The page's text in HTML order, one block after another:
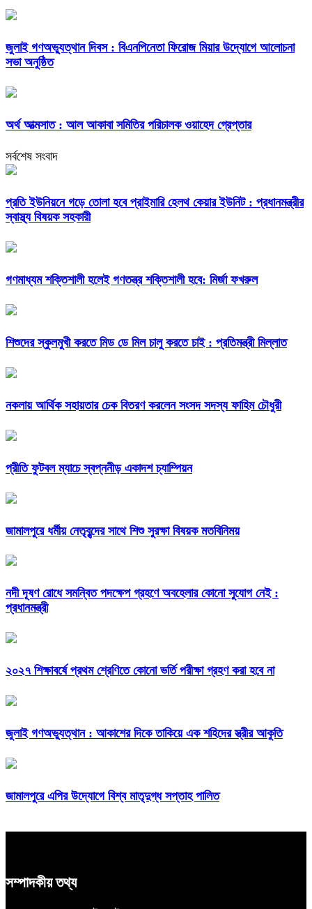
জুলাই গণঅভ্যুত্থান দিবস : বিএনপিনেতা ফিরোজ মিয়ার উদ্যোগে আলোচনা
সভা অনুষ্ঠিত
অর্থ আত্মসাত : আল আকাবা সমিতির পরিচালক ওয়াহেদ গ্রেপ্তার
সর্বশেষ সংবাদ
প্রতি ইউনিয়নে গড়ে তোলা হবে প্রাইমারি হেলথ কেয়ার ইউনিট : প্রধানমন্ত্রীর
স্বাস্থ্য বিষয়ক সহকারী
গণমাধ্যম শক্তিশালী হলেই গণতন্ত্র শক্তিশালী হবে: মির্জা ফখরুল
শিশুদের স্কুলমুখী করতে মিড ডে মিল চালু করতে চাই : প্রতিমন্ত্রী মিল্লাত
নকলায় আর্থিক সহায়তার চেক বিতরণ করলেন সংসদ সদস্য ফাহিম চৌধুরী
প্রীতি ফুটবল ম্যাচে স্বপ্ননীড় একাদশ চ্যাম্পিয়ন
জামালপুরে ধর্মীয় নেতৃবৃন্দের সাথে শিশু সুরক্ষা বিষয়ক মতবিনিময়
নদী দূষণ রোধে সমন্বিত পদক্ষেপ গ্রহণে অবহেলার কোনো সুযোগ নেই :
প্রধানমন্ত্রী
২০২৭ শিক্ষাবর্ষে প্রথম শ্রেণিতে কোনো ভর্তি পরীক্ষা গ্রহণ করা হবে না
জুলাই গণঅভ্যুত্থান : আকাশের দিকে তাকিয়ে এক শহিদের স্ত্রীর আকুতি
জামালপুরে এপির উদ্যোগে বিশ্ব মাতৃদুগ্ধ সপ্তাহ পালিত
সম্পাদকীয় তথ্য